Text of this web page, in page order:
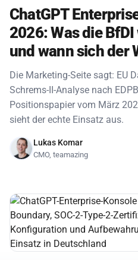
ChatGPT
2026: Was die
und wann sich der
Die Marketing-Seite sagt: EU
Schrems-II-Analyse nach
Positionspapier vom März
sieht der echte Einsatz aus.
Lukas Komar
CMO, teamazing